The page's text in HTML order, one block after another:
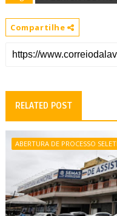
Compartilhe
RELATED POST
ABERTURA DE PROCESSO